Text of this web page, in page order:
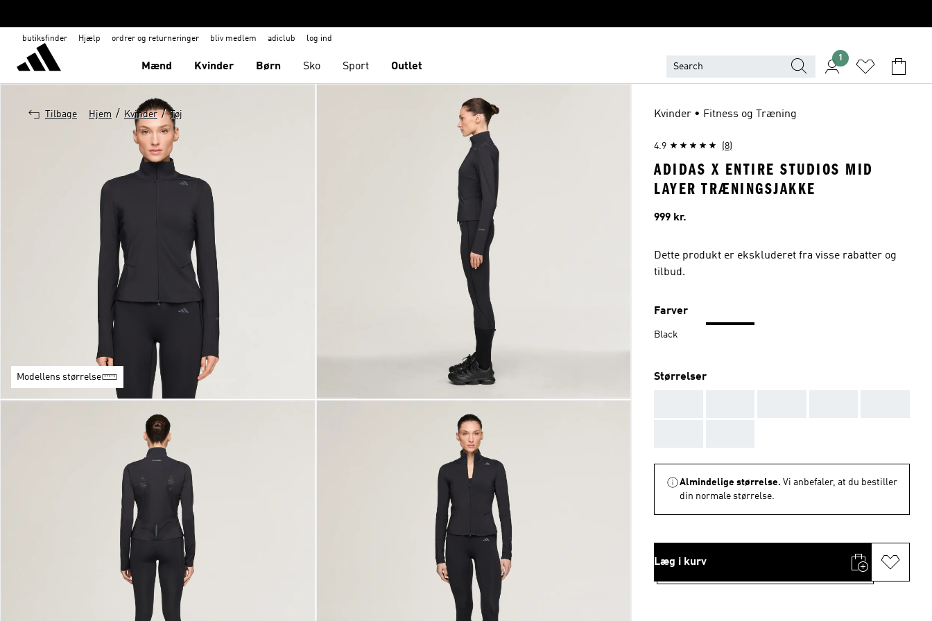
butiksfinder Hjælp ordrer og returneringer bliv medlem adiclub log ind
Mænd Kvinder Børn Sko Sport Outlet
1
Tilbage Hjem / Kvinder / Tøj
Modellens størrelse
Kvinder • Fitness og Træning
4.9 (8)
ADIDAS X ENTIRE STUDIOS MID
LAYER TRÆNINGSJAKKE
Pris
999 kr.
Dette produkt er ekskluderet fra visse rabatter og
tilbud.
Farver
Black
Størrelser
Almindelige størrelse. Vi anbefaler, at du bestiller
din normale størrelse.
Læg i kurv